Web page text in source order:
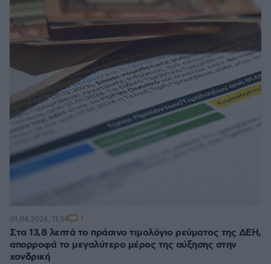
Στα 13,8 λεπτά το πράσινο τιμολόγιο ρεύματος της ΔΕΗ,
απορροφά το μεγαλύτερο μέρος της αύξησης στην
χονδρική
01.04.2026, 11:54 1